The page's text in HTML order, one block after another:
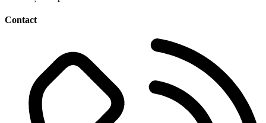
Contact